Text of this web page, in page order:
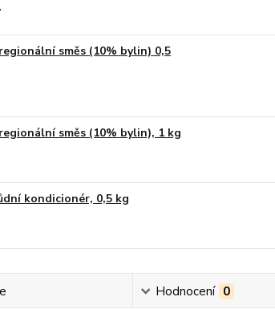
směs (10% bylin) 0,5
směs (10% bylin), 1 kg
kondicionér, 0,5 kg
Hodnocení 0